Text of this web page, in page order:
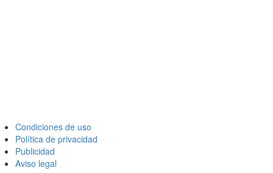
Condiciones de uso
Política de privacidad
Publicidad
Aviso legal